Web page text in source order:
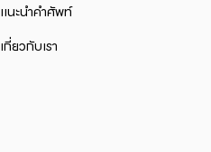
แนะนำคำศัพท์
เกี่ยวกับเรา